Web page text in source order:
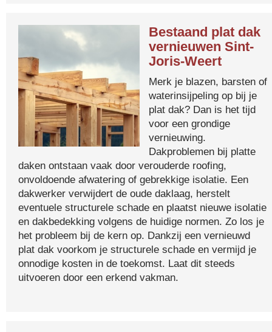
Bestaand plat dak
vernieuwen Sint-
Joris-Weert
Merk je blazen, barsten of
waterinsijpeling op bij je
plat dak? Dan is het tijd
voor een grondige
vernieuwing.
Dakproblemen bij platte
daken ontstaan vaak door verouderde roofing,
onvoldoende afwatering of gebrekkige isolatie. Een
dakwerker verwijdert de oude daklaag, herstelt
eventuele structurele schade en plaatst nieuwe isolatie
en dakbedekking volgens de huidige normen. Zo los je
het probleem bij de kern op. Dankzij een vernieuwd
plat dak voorkom je structurele schade en vermijd je
onnodige kosten in de toekomst. Laat dit steeds
uitvoeren door een erkend vakman.